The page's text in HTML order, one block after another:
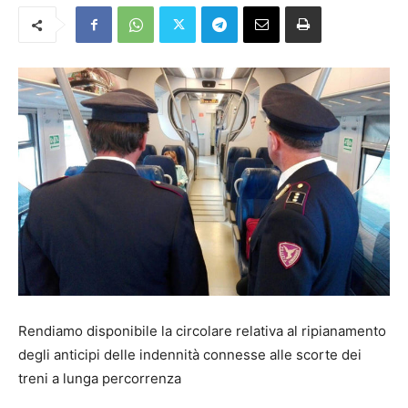
Rendiamo disponibile la circolare relativa al ripianamento
degli anticipi delle indennità connesse alle scorte dei
treni a lunga percorrenza